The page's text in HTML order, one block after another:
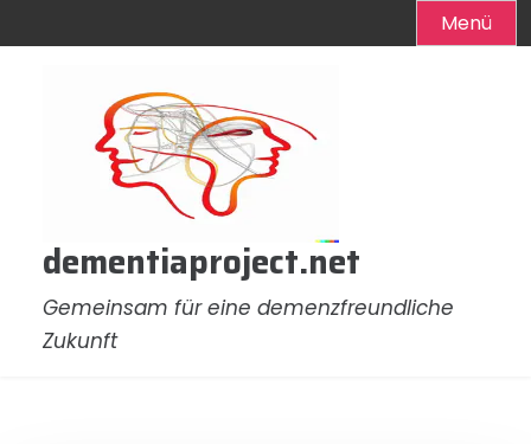
Menü
dementiaproject.net
Gemeinsam für eine demenzfreundliche
Zukunft